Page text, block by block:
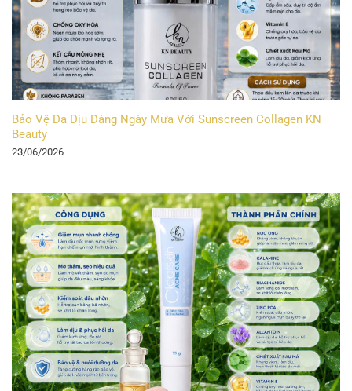
Bảo Vệ Da Dịu Dàng Ngày Mưa Với Sunscreen Collagen KN
Beauty
23/06/2026